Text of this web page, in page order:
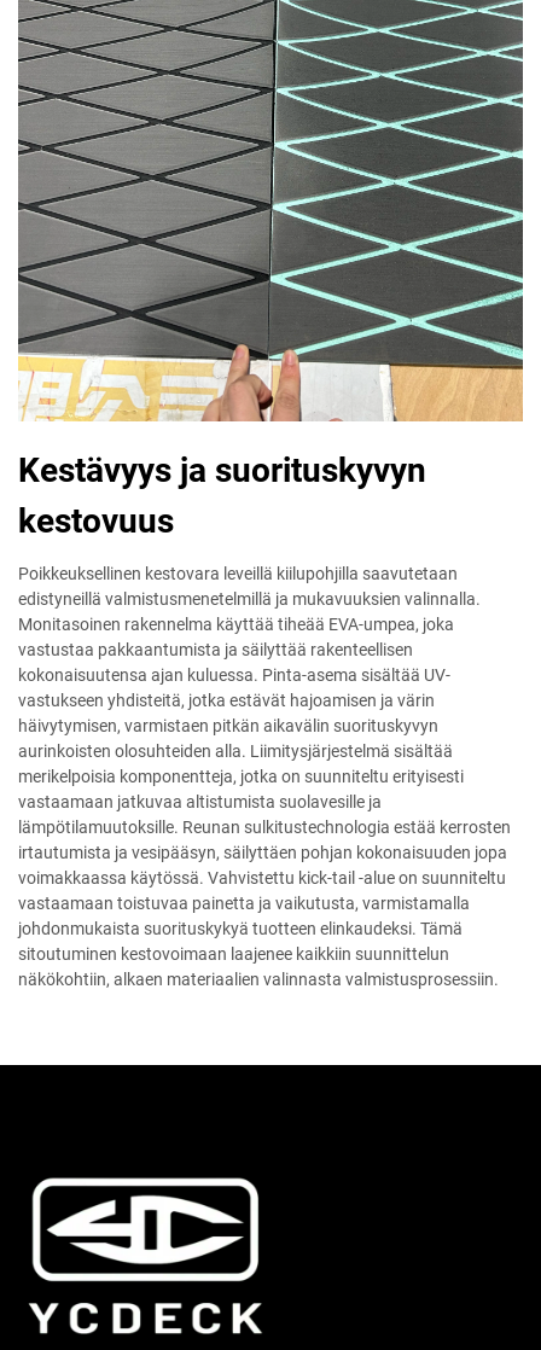
Kestävyys ja suorituskyvyn
kestovuus
Poikkeuksellinen kestovara leveillä kiilupohjilla saavutetaan
edistyneillä valmistusmenetelmillä ja mukavuuksien valinnalla.
Monitasoinen rakennelma käyttää tiheää EVA-umpea, joka
vastustaa pakkaantumista ja säilyttää rakenteellisen
kokonaisuutensa ajan kuluessa. Pinta-asema sisältää UV-
vastukseen yhdisteitä, jotka estävät hajoamisen ja värin
häivytymisen, varmistaen pitkän aikavälin suorituskyvyn
aurinkoisten olosuhteiden alla. Liimitysjärjestelmä sisältää
merikelpoisia komponentteja, jotka on suunniteltu erityisesti
vastaamaan jatkuvaa altistumista suolavesille ja
lämpötilamuutoksille. Reunan sulkitustechnologia estää kerrosten
irtautumista ja vesipääsyn, säilyttäen pohjan kokonaisuuden jopa
voimakkaassa käytössä. Vahvistettu kick-tail -alue on suunniteltu
vastaamaan toistuvaa painetta ja vaikutusta, varmistamalla
johdonmukaista suorituskykyä tuotteen elinkaudeksi. Tämä
sitoutuminen kestovoimaan laajenee kaikkiin suunnittelun
näkökohtiin, alkaen materiaalien valinnasta valmistusprosessiin.